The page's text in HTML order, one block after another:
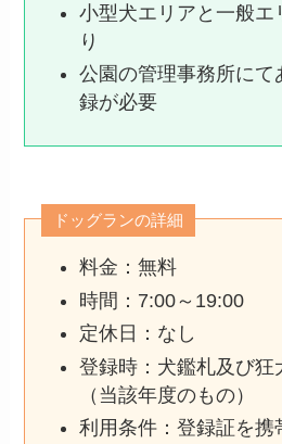
小型犬エリアと一般エ
り
公園の管理事務所にて
録が必要
ドッグランの詳細
料金：無料
時間：7:00～19:00
定休日：なし
登録時：犬鑑札及び狂
（当該年度のもの）
利用条件：登録証を携